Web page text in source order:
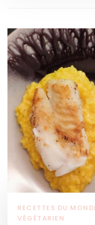
RECETTES DU
VÉGÉTARIEN